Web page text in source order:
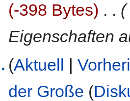
(-398 Bytes) . . (
Eigenschaften
(Aktuell |
der Große (